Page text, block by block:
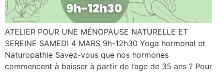
ATELIER POUR UNE MÉNOPAUSE NATURELLE ET
SEREINE SAMEDI 4 MARS 9h-12h30 Yoga hormonal et
Naturopathie Savez-vous que nos hormones
commencent à baisser à partir de l’age de 35 ans ? Pour